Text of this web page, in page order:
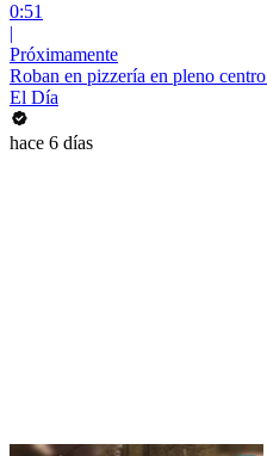
0:51
|
Próximamente
Roban en pizzería en pleno
El Día
hace 6 días